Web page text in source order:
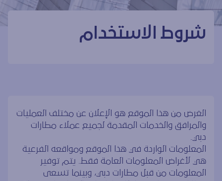
شروط الاستخدام
شروط الاستخدام
الغرض من هذا الموقع هو الإعلان عن مختلف العمليات
والمرافق والخدمات المقدمة لجميع عملاء مطارات
دبي.
المعلومات الواردة في هذا الموقع ومواقعه الفرعية
هي لأغراض المعلومات العامة فقط. يتم توفير
المعلومات من قبل مطارات دبي، وبينما تسعى